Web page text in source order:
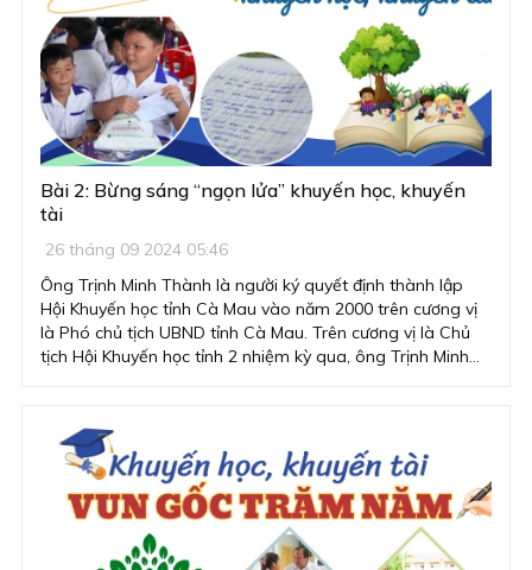
Bài 2: Bừng sáng “ngọn lửa” khuyến học, khuyến
tài
26 tháng 09 2024 05:46
Ông Trịnh Minh Thành là người ký quyết định thành lập
Hội Khuyến học tỉnh Cà Mau vào năm 2000 trên cương vị
là Phó chủ tịch UBND tỉnh Cà Mau. Trên cương vị là Chủ
tịch Hội Khuyến học tỉnh 2 nhiệm kỳ qua, ông Trịnh Minh
trình ấy là sự hình thành, trưởng thành của công tác
khuyến học, khuyến tài gắn với sự nghiệp “trăm năm trồng
người” của tỉnh địa đầu cực Nam Tổ quốc.